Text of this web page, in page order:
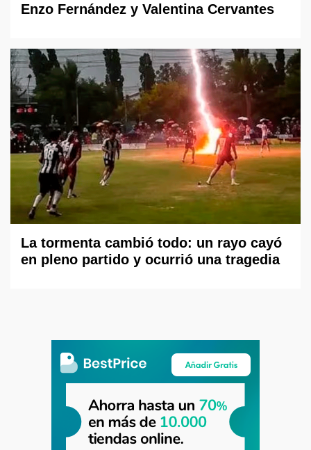
Enzo Fernández y Valentina Cervantes
La tormenta cambió todo: un rayo cayó
en pleno partido y ocurrió una tragedia